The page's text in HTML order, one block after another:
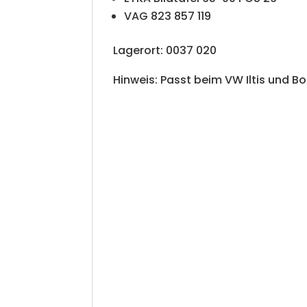
VAG 823 857 119
Lagerort: 0037 020
Hinweis: Passt beim VW Iltis und